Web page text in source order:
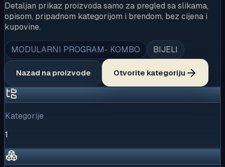
Detaljan prikaz proizvoda samo za pregled sa slikama,
opisom, pripadnom kategorijom i brendom, bez cijena i
kupovine.
MODULARNI PROGRAM- KOMBO BIJELI
Nazad na proizvode Otvorite kategoriju
Kategorije
1